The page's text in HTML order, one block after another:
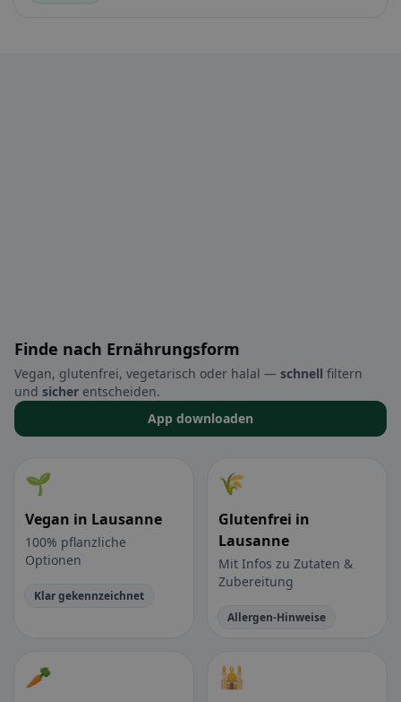
Finde nach Ernährungsform
Vegan, glutenfrei, vegetarisch oder halal — schnell filtern
und sicher entscheiden.
App downloaden
🌱
Vegan in Lausanne
100% pflanzliche
Optionen
Klar gekennzeichnet
🌾
Glutenfrei in
Lausanne
Mit Infos zu Zutaten &
Zubereitung
Allergen-Hinweise
🥕 🕌